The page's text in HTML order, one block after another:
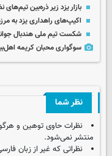
بازار یزد زیر ذره‌بین تیم‌های
اکیپ‌های راهداری یزد به
شکست تیم ملی هندبال
سوگواری محبان کریمه
نظر شما
نظرات حاوی توهین و
منتشر نمی‌شود.
نظراتی که غیر از زبان